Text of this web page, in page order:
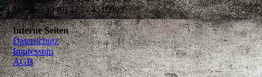
Mobil: +49 (0) 175 - 4516903
Interne Seiten
Datenschutz
Impressum
AGB